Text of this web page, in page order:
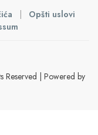
|
Opšti uslovi
Reserved | Powered by